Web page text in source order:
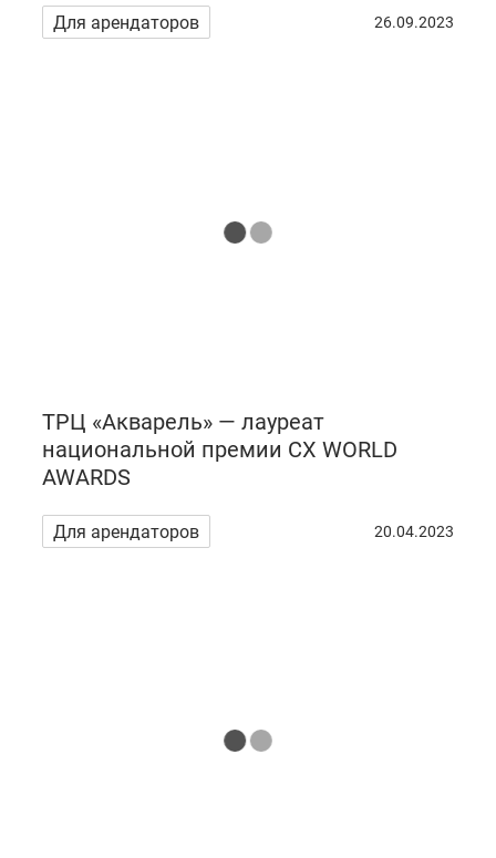
Для арендаторов 26.09.2023
ТРЦ «Акварель» — лауреат
национальной премии СХ WORLD
AWARDS
Для арендаторов 20.04.2023